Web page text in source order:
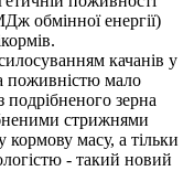
обмінної ене­ргії)
качанів у
поживністю мало
подрібненого зерна
стрижнями
кормову масу, а тільки
- такий новий